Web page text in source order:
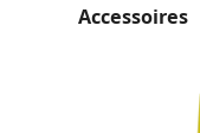
Ignorer la
Accessoires